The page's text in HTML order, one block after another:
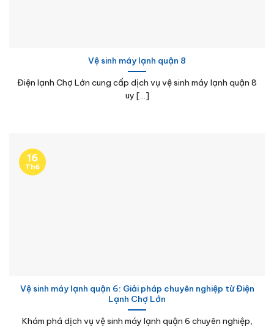
Vệ sinh máy lạnh quận 8
Điện lạnh Chợ Lớn cung cấp dịch vụ vệ sinh máy lạnh quận 8
uy [...]
Vệ sinh máy lạnh quận 6: Giải pháp chuyên nghiệp từ Điện
Lạnh Chợ Lớn
Khám phá dịch vụ vệ sinh máy lạnh quận 6 chuyên nghiệp,
16
Th6